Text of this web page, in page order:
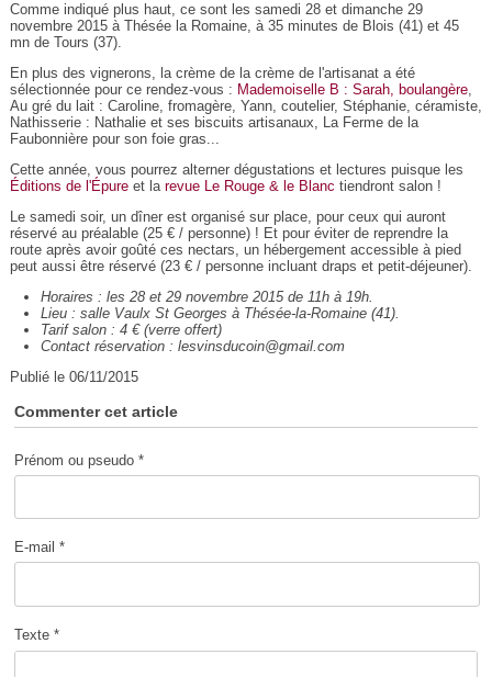
Comme indiqué plus haut, ce sont les samedi 28 et dimanche 29
novembre 2015 à Thésée la Romaine, à 35 minutes de Blois (41) et 45
mn de Tours (37).
En plus des vignerons, la crème de la crème de l'artisanat a été
sélectionnée pour ce rendez-vous : Mademoiselle B : Sarah, boulangère,
Au gré du lait : Caroline, fromagère, Yann, coutelier, Stéphanie, céramiste,
Nathisserie : Nathalie et ses biscuits artisanaux, La Ferme de la
Faubonnière pour son foie gras...
Cette année, vous pourrez alterner dégustations et lectures puisque les
Éditions de l'Épureet la revue Le Rouge & le Blanc tiendront salon !
Le samedi soir, un dîner est organisé sur place, pour ceux qui auront
réservé au préalable (25 € / personne) ! Et pour éviter de reprendre la
route après avoir goûté ces nectars, un hébergement accessible à pied
peut aussi être réservé (23 € / personne incluant draps et petit-déjeuner).
Horaires : les 28 et 29 novembre 2015 de 11h à 19h.
Lieu : salle Vaulx St Georges à Thésée-la-Romaine (41).
Tarif salon : 4 € (verre offert)
Contact réservation : lesvinsducoin@gmail.com
Publié le 06/11/2015
Commenter cet article
Prénom ou pseudo *
E-mail *
Texte *